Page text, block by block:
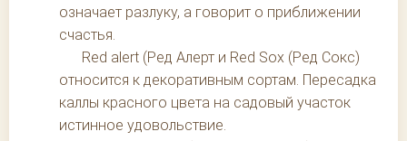
означает разлуку, а говорит о приближении
счастья.
Red alert (Ред Алерт и Red Sox (Ред Сокс)
относится к декоративным сортам. Пересадка
каллы красного цвета на садовый участок
истинное удовольствие.